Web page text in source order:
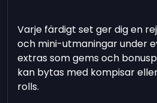
Varje färdigt set ger dig en
och mini-utmaningar under
extras som gems och
kan bytas med kompisar
rolls.